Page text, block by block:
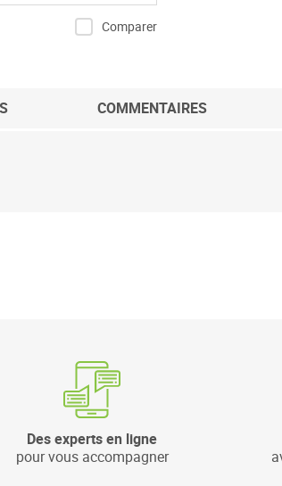
Comparer
COMMENTAIRES
Des experts en ligne
pour vous accompagner